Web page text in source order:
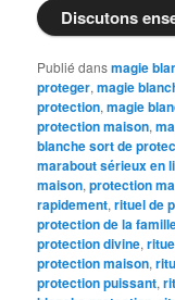
Discutons
Publié dansmagie
proteger,magie
protection,magie
protection maison,
blanche sort de
marabout sérieux en
maison,protection
rapidement,rituel de
protection de la
protection divine,
protection maison,
protection puissant,